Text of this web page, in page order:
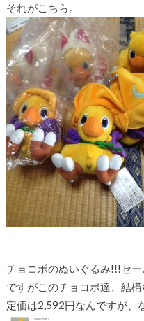
それがこちら。
チョコボのぬいぐるみ!!!セー
ですがこのチョコボ達、結構
定価は2,592円なんですが、